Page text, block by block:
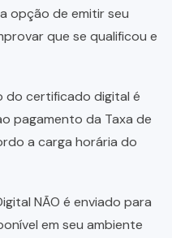
opção de emitir seu
que se qualificou e
do certificado digital é
pagamento da Taxa de
a carga horária do
NÃO é enviado para
em seu ambiente